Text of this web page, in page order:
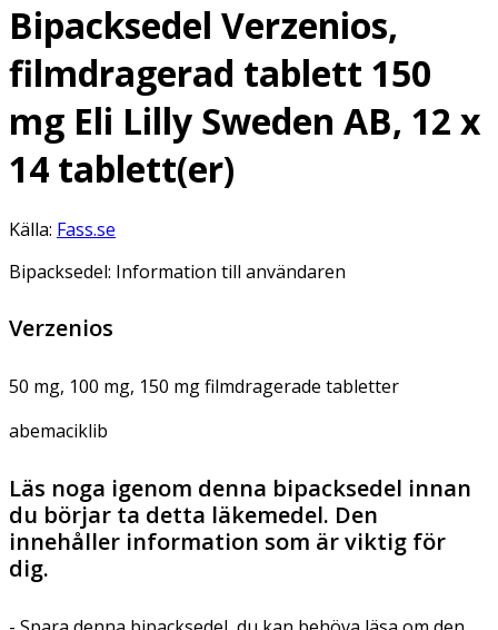
Bipacksedel Verzenios,
filmdragerad tablett 150
mg Eli Lilly Sweden AB, 12 x
14 tablett(er)
Källa: Fass.se
Bipacksedel: Information till användaren
Verzenios
50 mg, 100 mg, 150 mg filmdragerade tabletter
abemaciklib
Läs noga igenom denna bipacksedel innan
du börjar ta detta läkemedel. Den
innehåller information som är viktig för
dig.